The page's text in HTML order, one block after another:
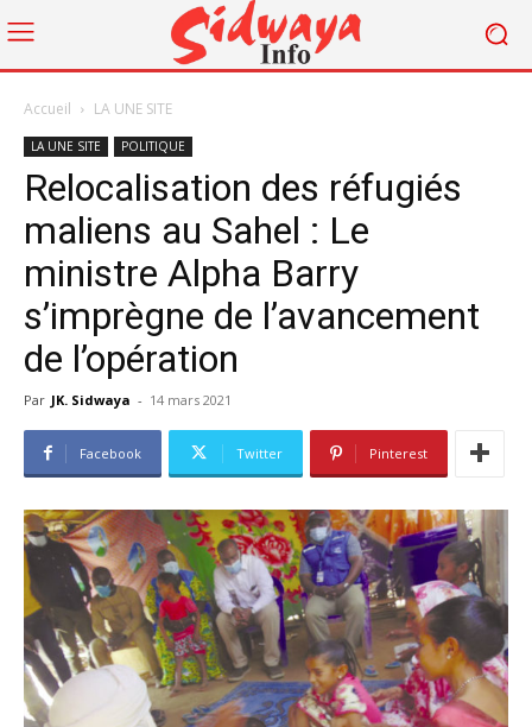
Accueil LA UNE SITE
LA UNE SITE POLITIQUE
Relocalisation des réfugiés
maliens au Sahel : Le
ministre Alpha Barry
s’imprègne de l’avancement
de l’opération
Par JK. Sidwaya - 14 mars 2021
Facebook Twitter Pinterest